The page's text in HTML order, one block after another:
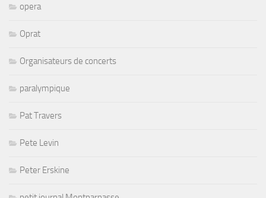
opera
Oprat
Organisateurs de concerts
paralympique
Pat Travers
Pete Levin
Peter Erskine